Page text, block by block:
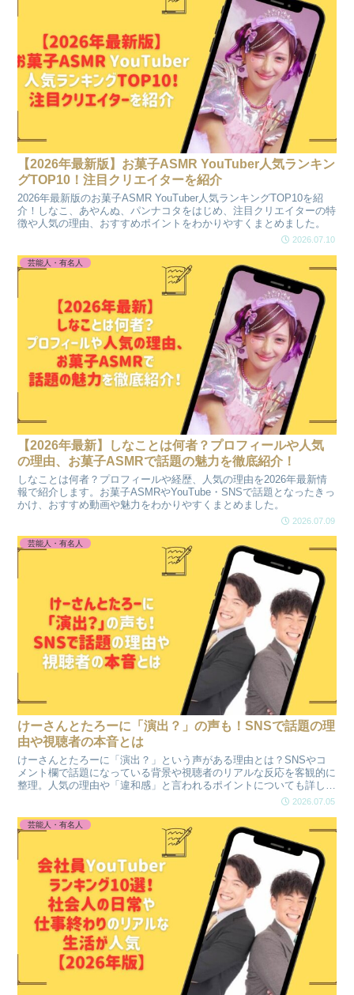
【2026年最新版】お菓子ASMR YouTuber人気ランキン
グTOP10！注目クリエイターを紹介
2026年最新版のお菓子ASMR YouTuber人気ランキングTOP10を紹
介！しなこ、あやんぬ、パンナコタをはじめ、注目クリエイターの特
徴や人気の理由、おすすめポイントをわかりやすくまとめました。
2026.07.10
芸能人・有名人
【2026年最新】しなことは何者？プロフィールや人気
の理由、お菓子ASMRで話題の魅力を徹底紹介！
しなことは何者？プロフィールや経歴、人気の理由を2026年最新情
報で紹介します。お菓子ASMRやYouTube・SNSで話題となったきっ
かけ、おすすめ動画や魅力をわかりやすくまとめました。
2026.07.09
芸能人・有名人
けーさんとたろーに「演出？」の声も！SNSで話題の理
由や視聴者の本音とは
けーさんとたろーに「演出？」という声がある理由とは？SNSやコ
メント欄で話題になっている背景や視聴者のリアルな反応を客観的に
整理。人気の理由や「違和感」と言われるポイントについても詳しく
2026.07.05
芸能人・有名人